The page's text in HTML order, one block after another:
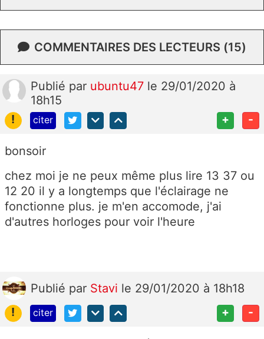
COMMENTAIRES DES LECTEURS (15)
Publié par ubuntu47 le 29/01/2020 à
18h15
!
citer + -
bonsoir
chez moi je ne peux même plus lire 13 37 ou
12 20 il y a longtemps que l'éclairage ne
fonctionne plus. je m'en accomode, j'ai
d'autres horloges pour voir l'heure
Publié par Stavi le 29/01/2020 à 18h18
!
citer + -